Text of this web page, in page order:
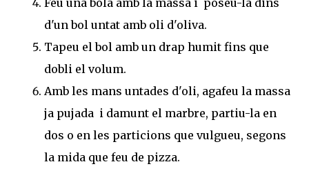
Feu una bola amb la massa i poseu-la dins
d'un bol untat amb oli d'oliva.
Tapeu el bol amb un drap humit fins que
dobli el volum.
Amb les mans untades d'oli, agafeu la massa
ja pujada i damunt el marbre, partiu-la en
dos o en les particions que vulgueu, segons
la mida que feu de pizza.